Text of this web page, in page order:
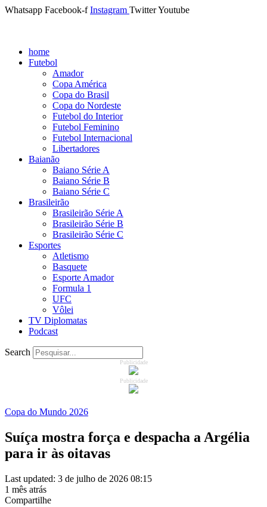
Whatsapp Facebook-f Instagram TwitterYoutube
home
Futebol
Amador
Copa América
Copa do Brasil
Copa do Nordeste
Futebol do Interior
Futebol Feminino
Futebol Internacional
Libertadores
Baianão
Baiano Série A
Baiano Série B
Baiano Série C
Brasileirão
Brasileirão Série A
Brasileirão Série B
Brasileirão Série C
Esportes
Atletismo
Basquete
Esporte Amador
Formula 1
UFC
Vôlei
TV Diplomatas
Podcast
Search
Publicidade
Publicidade
Copa do Mundo 2026
Suíça mostra força e despacha a Argélia
para ir às oitavas
Last updated: 3 de julho de 2026 08:15
1 mês atrás
Compartilhe